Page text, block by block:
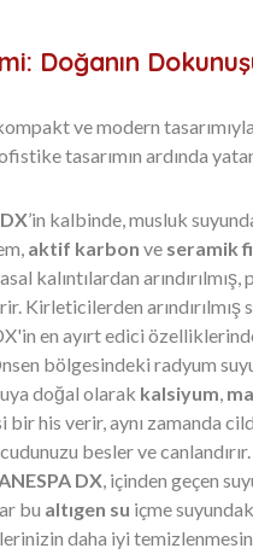
Doğanın
ve modern
tasarımın ardında
’in kalbinde, musluk
aktif karbon ve seramik
kalıntılardan
Kirleticilerden
en ayırt edici
bölgesindeki radyum
doğal olarak kalsiyum,
his verir, aynı zamanda
besler ve canlandırır.
DX, içinden geçen
bu altıgen su içme
daha iyi